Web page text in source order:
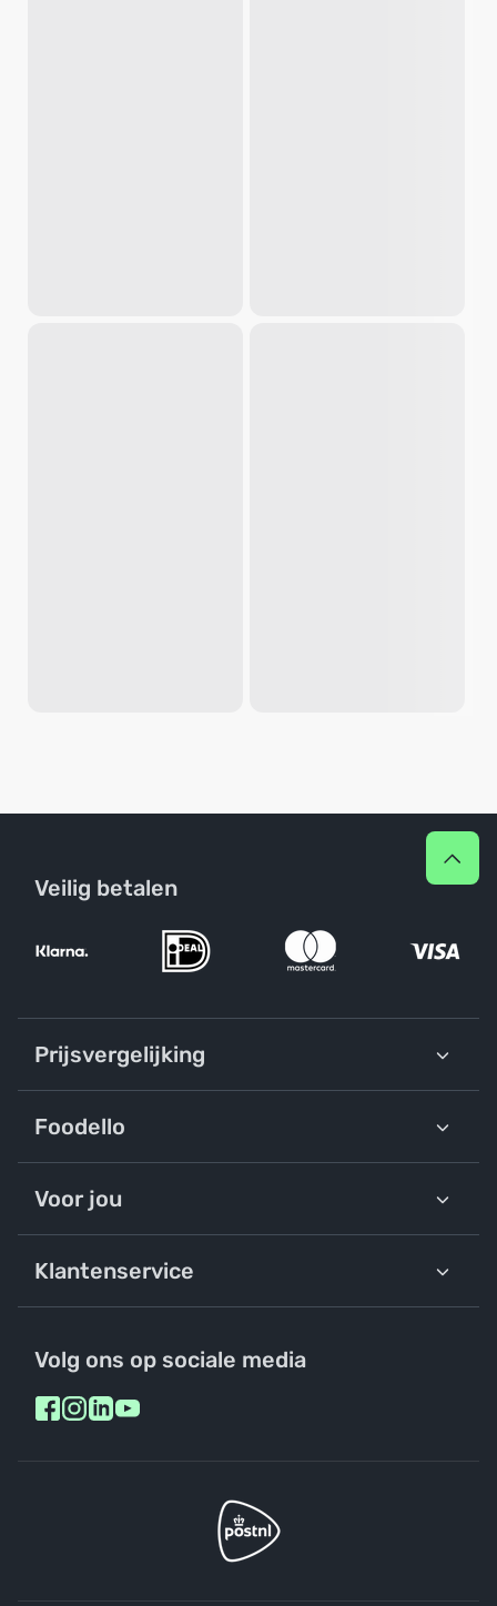
Veilig betalen
Prijsvergelijking
Foodello
Voor jou
Klantenservice
Volg ons op sociale media